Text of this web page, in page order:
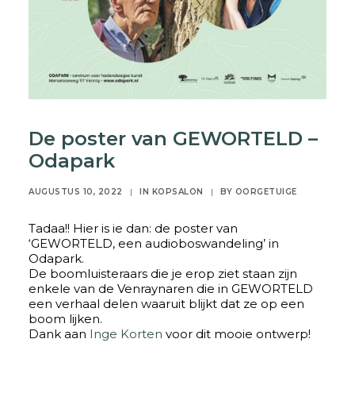
De poster van GEWORTELD –
Odapark
AUGUSTUS 10, 2022 | IN KOPSALON | BY OORGETUIGE
Tadaa!! Hier is ie dan: de poster van
‘GEWORTELD, een audioboswandeling’ in
Odapark.
De boomluisteraars die je erop ziet staan zijn
enkele van de Venraynaren die in GEWORTELD
een verhaal delen waaruit blijkt dat ze op een
boom lijken.
Dank aan Inge Korten voor dit mooie ontwerp!